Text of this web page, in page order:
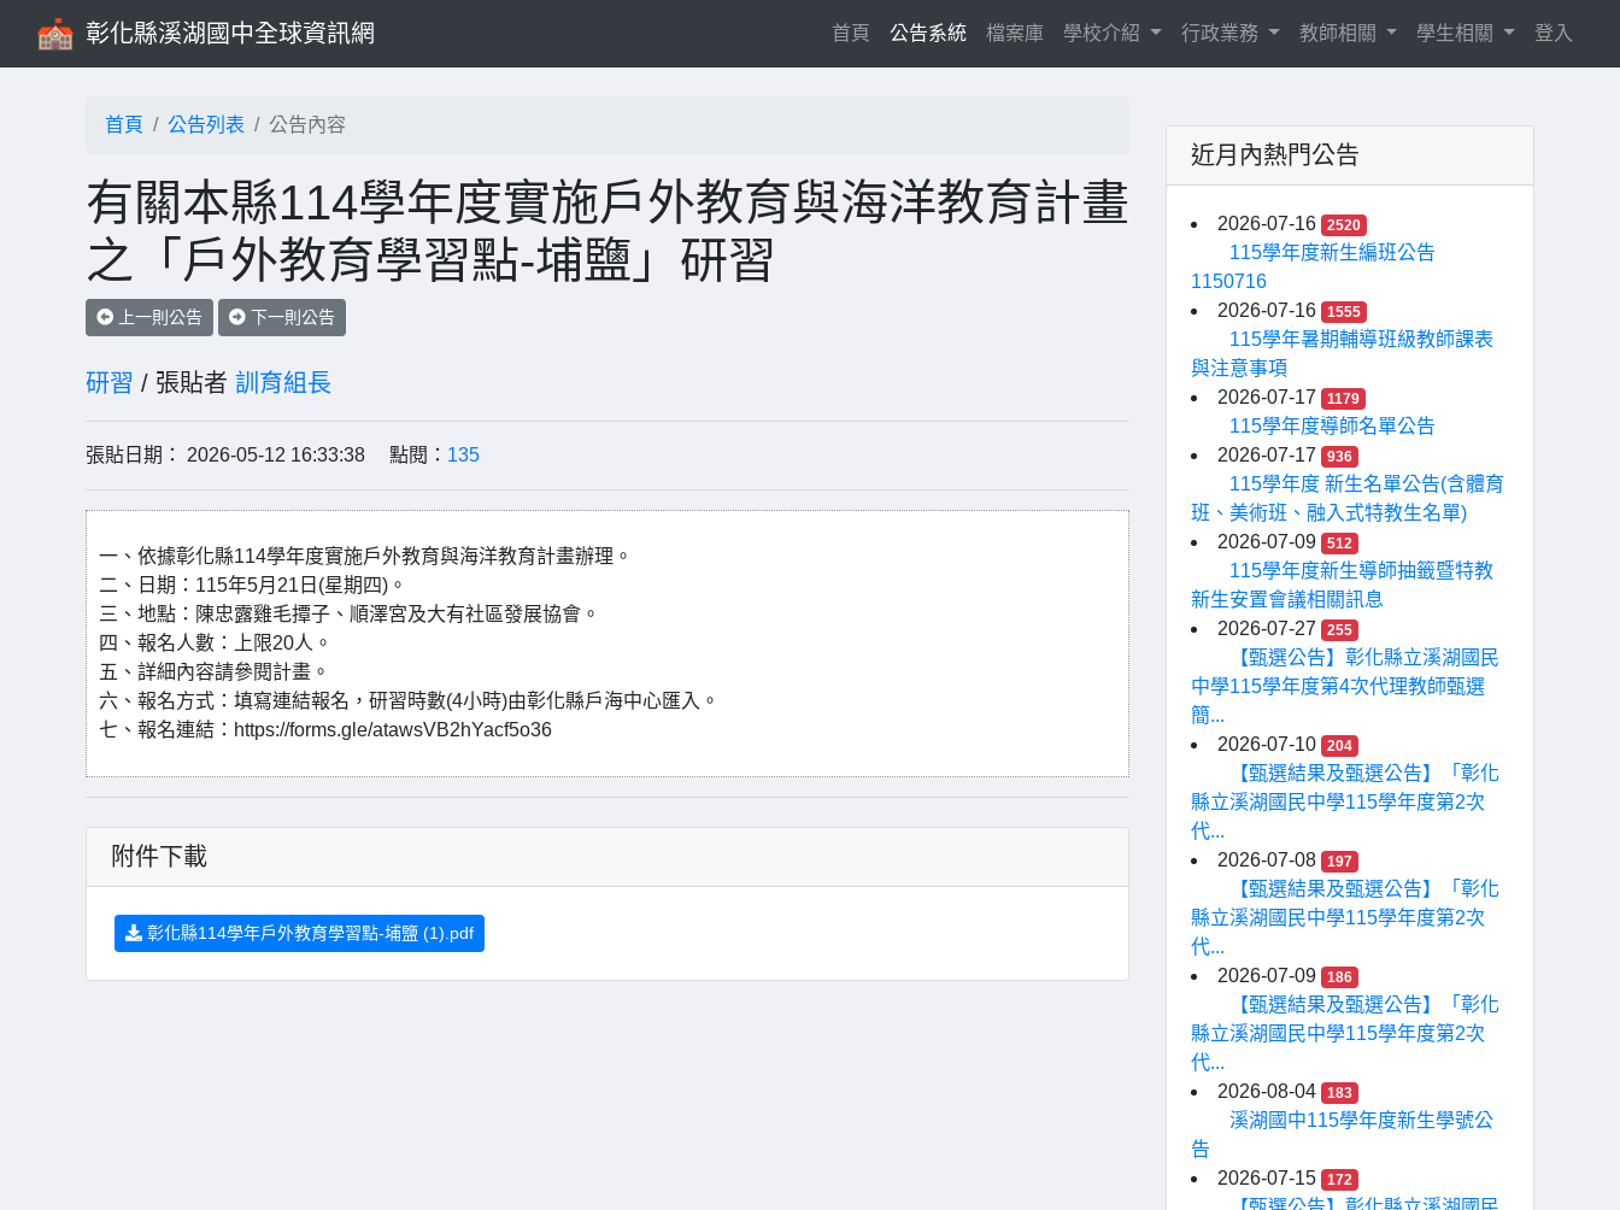
彰化縣溪湖國中全球資訊網 首頁 (current)
公告系統 檔案庫 學校介紹 行政業務 教師相關 學生相關 登入
首頁 公告列表 公告內容
有關本縣114學年度實施戶外教育與海洋教育計畫
之「戶外教育學習點-埔鹽」研習
上一則公告 下一則公告
研習 / 張貼者 訓育組長
張貼日期： 2026-05-12 16:33:38 點閱： 135
一、依據彰化縣114學年度實施戶外教育與海洋教育計畫辦理。
二、日期：115年5月21日(星期四)。
三、地點：陳忠露雞毛撢子、順澤宮及大有社區發展協會。
四、報名人數：上限20人。
五、詳細內容請參閱計畫。
六、報名方式：填寫連結報名，研習時數(4小時)由彰化縣戶海中心匯入。
七、報名連結：https://forms.gle/atawsVB2hYacf5o36
附件下載
彰化縣114學年戶外教育學習點-埔鹽 (1).pdf
近月內熱門公告
2026-07-16 2520
115學年度新生編班公告
1150716
2026-07-16
1555
115學年暑期輔導班級教師課表
與注意事項
2026-07-17
1179
115學年度導師名單公告
2026-07-17
936
115學年度 新生名單公告(含體育
班、美術班、融入式特教生名單)
2026-07-09
512
115學年度新生導師抽籤暨特教
新生安置會議相關訊息
2026-07-27
255
【甄選公告】彰化縣立溪湖國民
中學115學年度第4次代理教師甄選
簡...
2026-07-10
204
【甄選結果及甄選公告】「彰化
縣立溪湖國民中學115學年度第2次
代...
2026-07-08
197
【甄選結果及甄選公告】「彰化
縣立溪湖國民中學115學年度第2次
代...
2026-07-09
186
【甄選結果及甄選公告】「彰化
縣立溪湖國民中學115學年度第2次
代...
2026-08-04
183
溪湖國中115學年度新生學號公
告
2026-07-15
172